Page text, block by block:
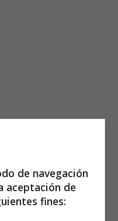
de navegación
aceptación de
fines: